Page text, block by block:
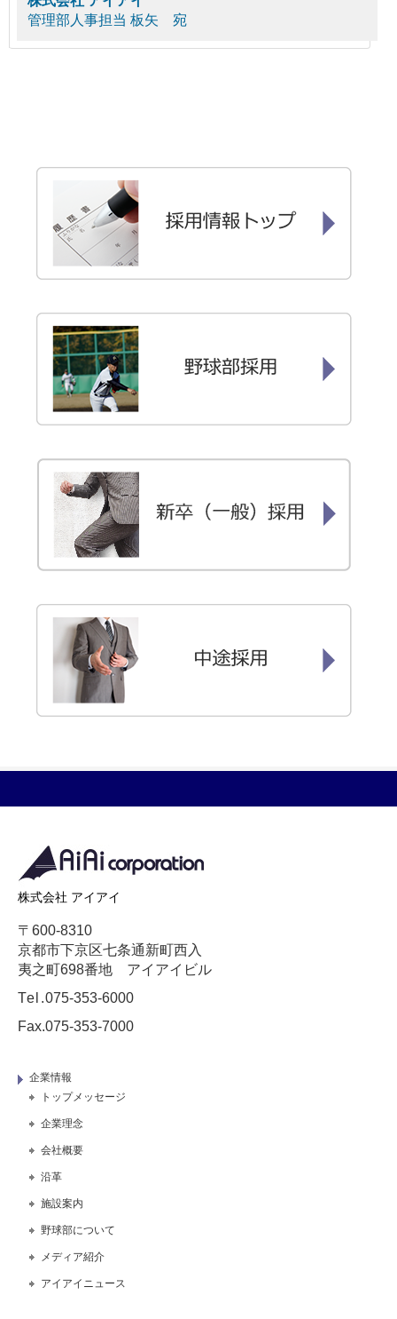
管理部人事担当 板矢 宛
株式会社 アイアイ
〒600-8310
京都市下京区七条通新町西入
夷之町698番地 アイアイビル
Tel.075-353-6000
Fax.075-353-7000
企業情報
トップメッセージ
企業理念
会社概要
沿革
施設案内
野球部について
メディア紹介
アイアイニュース